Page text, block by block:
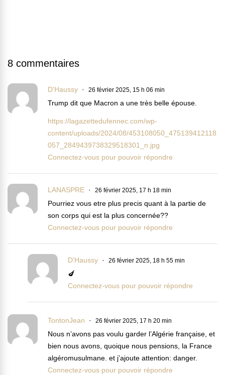
8 commentaires
D'Haussy 26 février 2025, 15 h 06 min
Trump dit que Macron a une très belle épouse.
https://lagazettedufennec.com/wp-
content/uploads/2024/08/453108050_475139412118
057_2849439738329518301_n.jpg
Connectez-vous pour pouvoir répondre
LANASPRE 26 février 2025, 17 h 18 min
Pourriez vous etre plus precis quant à la partie de
son corps qui est la plus concernée??
Connectez-vous pour pouvoir répondre
D'Haussy 26 février 2025, 18 h 55 min
🍆
Connectez-vous pour pouvoir répondre
TontonJean 26 février 2025, 17 h 20 min
Nous n’avons pas voulu garder l’Algérie française, et
bien nous avons, quoique nous pensions, la France
algéromusulmane. et j’ajoute attention: danger.
Connectez-vous pour pouvoir répondre